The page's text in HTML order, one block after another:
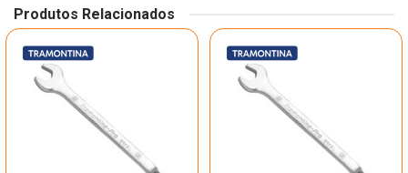
Produtos Relacionados